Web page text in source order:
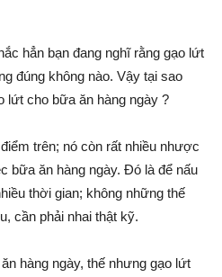
hẳn bạn đang nghĩ rằng gạo lứt
đúng không nào. Vậy tại sao
lứt cho bữa ăn hàng ngày ?
trên; nó còn rất nhiều nhược
bữa ăn hàng ngày. Đó là để nấu
thời gian; không những thế
cần phải nhai thật kỹ.
hàng ngày, thế nhưng gạo lứt